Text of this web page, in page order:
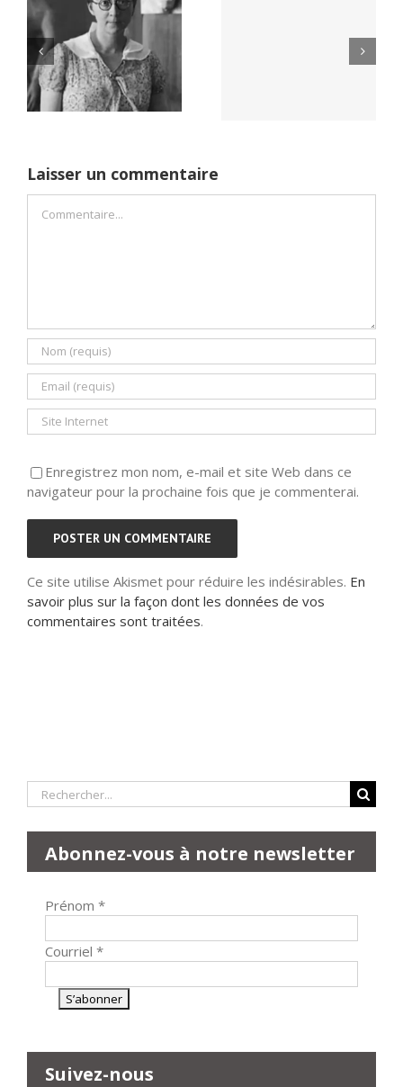
Netflix Field of
Dreams (1989)
Yaïr Golan : une
Laisser un commentaire
Enregistrez mon nom, e-mail et site Web dans ce
navigateur pour la prochaine fois que je commenterai.
Ce site utilise Akismet pour réduire les indésirables. En
savoir plus sur la façon dont les données de vos
commentaires sont traitées.
Rechercher:
Abonnez-vous à notre newsletter
Prénom *
Courriel *
Suivez-nous